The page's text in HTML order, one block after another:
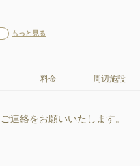
もっと見る
料金 周辺施設
連絡をお願いいたします。